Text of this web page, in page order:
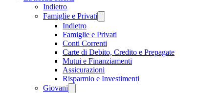
Indietro
Famiglie e Privati
Indietro
Famiglie e Privati
Conti Correnti
Carte di Debito, Credito e Prepagate
Mutui e Finanziamenti
Assicurazioni
Risparmio e Investimenti
Giovani